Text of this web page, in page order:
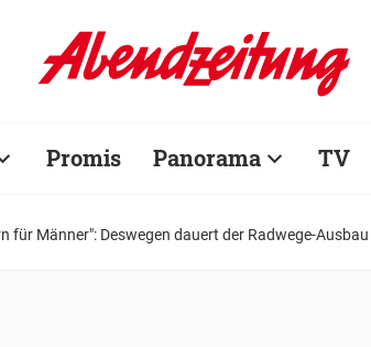
Promis Panorama TV
für Männer": Deswegen dauert der Radwege-